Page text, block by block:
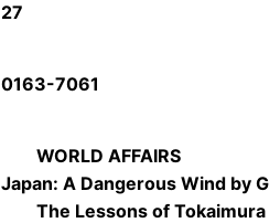
27
0163-7061
WORLD AFFAIRS
Japan: A Dangerous Wind by
The Lessons of Tokaimura